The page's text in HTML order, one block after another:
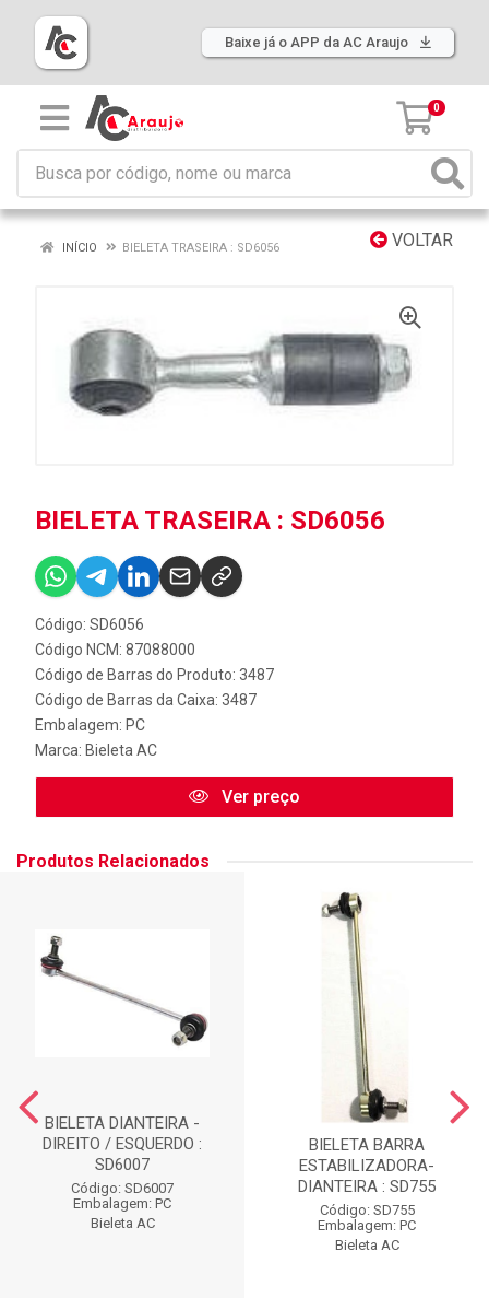
Baixe já o APP da AC Araujo
0
VOLTAR
INÍCIO BIELETA TRASEIRA : SD6056
BIELETA TRASEIRA : SD6056
Código: SD6056
Código NCM: 87088000
Código de Barras do Produto: 3487
Código de Barras da Caixa: 3487
Embalagem: PC
Marca: Bieleta AC
Ver preço
Produtos Relacionados
BIELETA DIANTEIRA -
DIREITO / ESQUERDO :
SD6007
Código: SD6007
Embalagem: PC
Bieleta AC
BIELETA BARRA
ESTABILIZADORA-
DIANTEIRA : SD755
Código: SD755
Embalagem: PC
Bieleta AC